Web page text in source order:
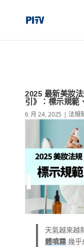
2025 最新美妝
引》：標示規範
6 月 24, 2025 | 法規
天氣越來越
體噴霧幾乎